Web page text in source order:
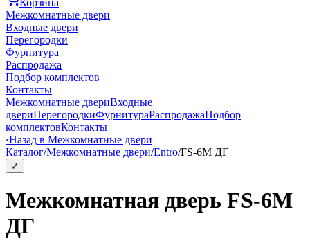
Корзина
Межкомнатные двери
Входные двери
Перегородки
Фурнитура
Распродажа
Подбор комплектов
Контакты
Межкомнатные двериВходные
двериПерегородкиФурнитураРаспродажаПодбор
комплектовКонтакты
‹Назад в Межкомнатные двери
Каталог/Межкомнатные двери/Entro/FS-6M ДГ
⤢
Межкомнатная дверь FS-6M
ДГ